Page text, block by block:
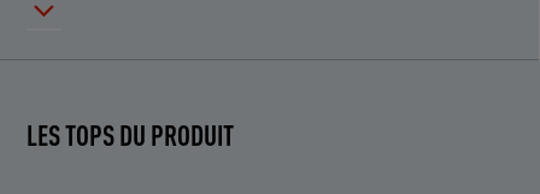
LES TOPS DU PRODUIT